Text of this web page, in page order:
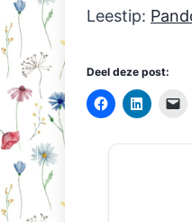
Leestip:
Deel deze post: